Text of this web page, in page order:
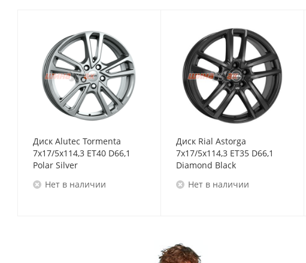
Диск Alutec Tormenta
7x17/5x114,3 ET40 D66,1
Polar Silver
Нет в наличии
Диск Rial Astorga
7x17/5x114,3 ET35 D66,1
Diamond Black
Нет в наличии